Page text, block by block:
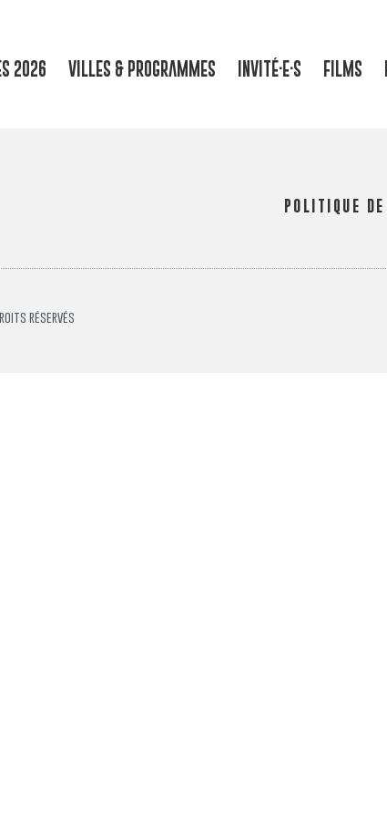
2026 VILLES & PROGRAMMES INVITÉ·E·S FILMS
POLITIQUE
réservés